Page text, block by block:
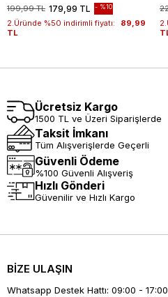
179,99 TL
199,99 TL %10
2.Üründe %50 indirimli fiyatı:
89,99
TL
Ücretsiz Kargo
1500 TL ve Üzeri Siparişlerde
Taksit İmkanı
Tüm Alışverişlerde Geçerli
Güvenli Ödeme
%100 Güvenli Alışveriş
Hızlı Gönderi
Güvenilir ve Hızlı Kargo
BİZE ULAŞIN
Whatsapp Destek Hattı: 09:00 - 17:00